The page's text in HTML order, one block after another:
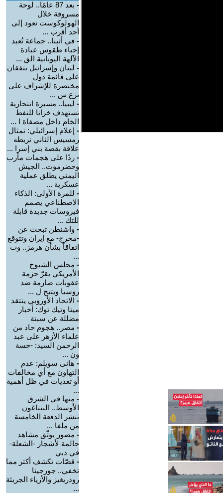
-
بعد 87 عامًا.. لوحة
مسروقة خلال
الهولوكوست تعود إلى
أحد أقرب ...
- في أثينا.. جماعة تُعيد
إحياء طقوس عبادة
الآلهة اليونانية الق ...
- لبنان وإسرائيل يتفقان
على قائمة دول
مختصرة للإشراف على
نزع س ...
- ليبيا.. مسيرة انتحارية
تستهدف خزانا للنفط
الخام داخل مصفاة ا ...
- إعلام إسرائيلي: تمثال
رمسيس الثاني تربطه
علاقة بقصة بني إسرا ...
- ردًا على هجمات مأرب
وحضرموت.. الجيش
اليمني يطلق عملية
عسكرية ...
- للمرة الأولى: الذكاء
الاصطناعي يصمم
فيروسات جديدة قابلة
للتك ...
- واشنطن تبحث عن
-مخرج- مع إيران وتتوقع
اتفاقاً بشأن هرمز.. وب
...
- مجلس الشيوخ
الأمريكي يقرّ حزمة
عقوبات صارمة ضد
روسيا ويتيح ل ...
- الاتحاد الأوروبي ينتقد
ميتا وتيك توك: أخبار
مضللة عن سبتة
- مصر.. هجوم حاد من
علماء الأزهر على عبد
الرحمن السيد: -خسة
ون ...
- هانى سويلم: عدم
التهاون مع أي مخالفات
أو تعديات في ظل أهمية
...
- منها في الشرق
الأوسط.. البنتاغون
تنشر الدفعة الخامسة
من ملفا ...
- مصور يوثّق مشاهد
حالمة لأشجار -الشعلة-
في دبي
- قصّات تكشف أكثر مما
تخفي.. جورجينا
رودريغيز والأزياء الجريئة
...